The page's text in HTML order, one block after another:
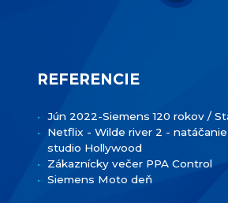
REFERENCIE
Jún 2022-Siemens 120 rokov /
Netflix - Wilde river 2 -
studio Hollywood
Zákaznícky večer PPA Control
Siemens Moto deň